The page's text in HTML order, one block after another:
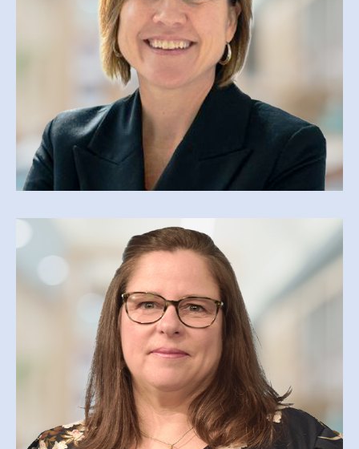
MARIE COUSINEAU
COORDONNATRICE
marie.cousineau@cegepmv.ca
JULIE MARTIN
COORDONNATRICE DES COMMUNICATIONS ET
DE LA PROMOTION
julie.martin@cegepmv.ca